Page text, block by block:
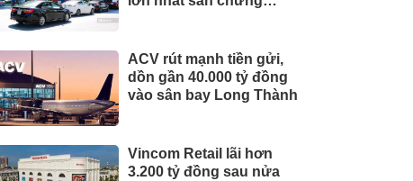
ACV rút mạnh tiền gửi,
dồn gần 40.000 tỷ đồng
vào sân bay Long Thành
Vincom Retail lãi hơn
3.200 tỷ đồng sau nửa